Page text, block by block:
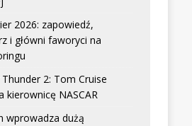
2026: zapowiedź,
i główni faworyci na
2: Tom Cruise
kierownicę NASCAR
wprowadza dużą